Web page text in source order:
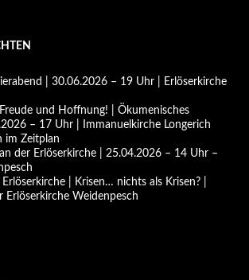
| 30.06.2026 – 19 Uhr | Erlöserkirche
und Hoffnung! | Ökumenisches
– 17 Uhr | Immanuelkirche Longerich
im Zeitplan
der Erlöserkirche | 25.04.2026 – 14 Uhr –
| Krisen… nichts als Krisen? |
Weidenpesch